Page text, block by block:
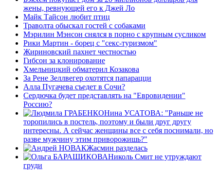
жены, ревнующей его к Джей Ло
Майк Тайсон любит птиц
Траволта обыскал гостей с собаками
Мэрилин Мэнсон снялся в порно с крупным сусликом
Рики Мартин - борец с "секс-туризмом"
Жириновский пахнет честностью
Гибсон за клонирование
Хмельницкий обматерил Козакова
За Рене Зеллвегер охотятся папарацци
Алла Пугачева съедет в Сочи?
Сердючка будет представлять на "Евровидении"
Россию?
Нина УСАТОВА: "Раньше не
торопились в постель, поэтому и были друг другу
интересны. А сейчас женщины все с себя поснимали, но
разве мужчину этим приворожишь?"
Жасмин разделась
Николь Смит не утруждают
груди